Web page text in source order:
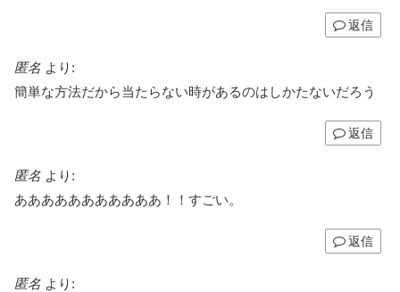
返信
匿名 より:
簡単な方法だから当たらない時があるのはしかたないだろう
返信
匿名 より:
あああああああああああ！！すごい。
返信
匿名 より: